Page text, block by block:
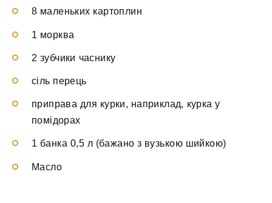
8 маленьких картоплин
1 морква
2 зубчики часнику
сіль перець
приправа для курки, наприклад, курка у
помідорах
1 банка 0,5 л (бажано з вузькою шийкою)
Масло